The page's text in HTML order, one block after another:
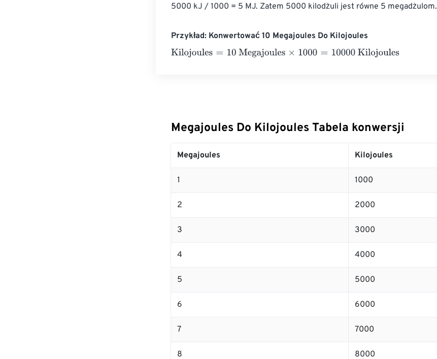
5000 kJ / 1000 = 5 MJ. Zatem 5000 kilodżuli jest równe 5 megadżulom.
Przykład: Konwertować 10 Megajoules Do Kilojoules
Kilojoules=10 Megajoules×1000 =10000 Kilojoules
Megajoules Do Kilojoules Tabela konwersji
Megajoules Kilojoules
1 1000
2 2000
3 3000
4 4000
5 5000
6 6000
7 7000
8 8000